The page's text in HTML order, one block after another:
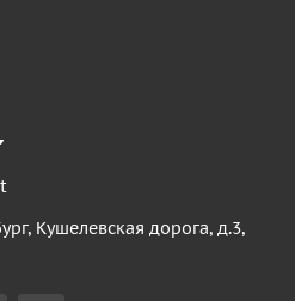
Кушелевская дорога, д.3,